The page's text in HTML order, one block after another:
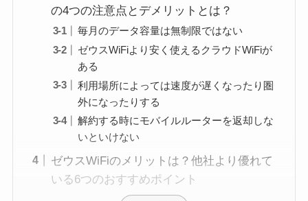
の4つの注意点とデメリットとは？
毎月のデータ容量は無制限ではない
ゼウスWiFiより安く使えるクラウドWiFiが
ある
利用場所によっては速度が遅くなったり圏
外になったりする
解約する時にモバイルルーターを返却しな
いといけない
ゼウスWiFiのメリットは？他社より優れて
いる6つのおすすめポイント